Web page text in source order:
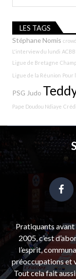
LES TAGS
Stéphane Nomis
L'interview du lundi
Ligue de Bretagne
Ligue de la Réunion Pour
PSG Judo
Pape Doudou Ndiaye
Pratiquants
2005, c’est
l’esprit,
préoccupations et
Tout cela fait